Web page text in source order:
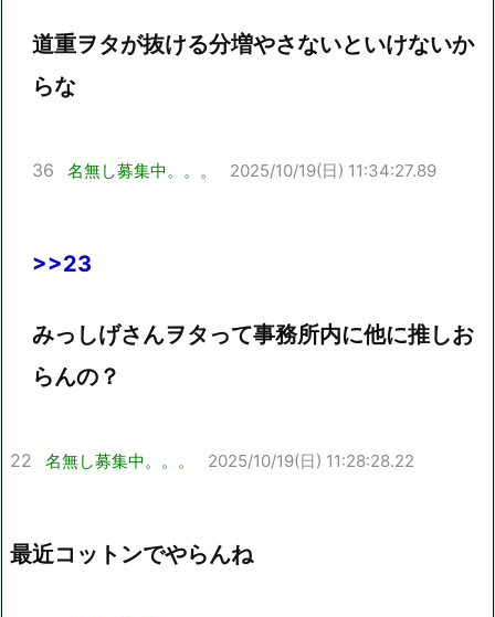
道重ヲタが抜ける分増やさないといけないか
らな
36 名無し募集中。。。 2025/10/19(日) 11:34:27.89
>>23
みっしげさんヲタって事務所内に他に推しお
らんの？
22 名無し募集中。。。 2025/10/19(日) 11:28:28.22
最近コットンでやらんね